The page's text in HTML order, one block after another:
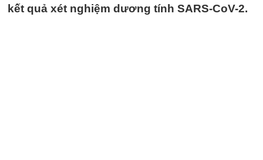
kết quả xét nghiệm dương tính SARS-CoV-2.